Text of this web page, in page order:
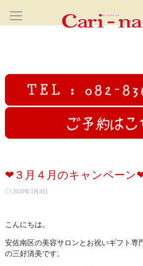
サロン案内
SALON
高圧ジェットフェイシャル
初回限定 ヒト幹細胞導入若返りジェッ
り美人
❤３月４月のキャンペーン
2020年3月4日
こんにちは。
安佐南区の美容サロンとお祝いギフト専
の三好清美です。